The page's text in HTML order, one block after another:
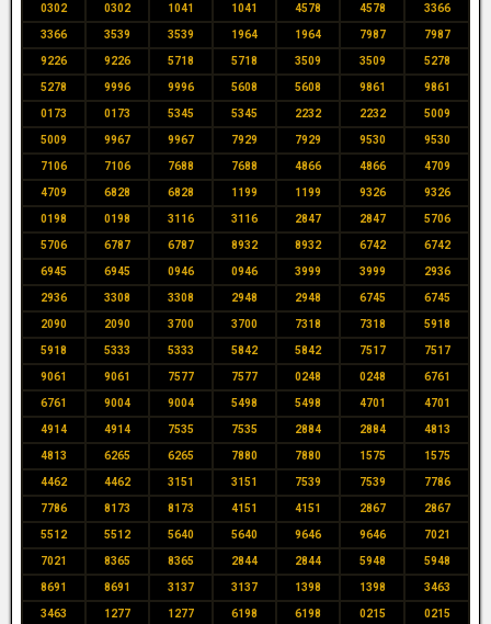
0302 0302 1041 1041 4578 4578 3366
3366 3539 3539 1964 1964 7987 7987
9226 9226 5718 5718 3509 3509 5278
5278 9996 9996 5608 5608 9861 9861
0173 0173 5345 5345 2232 2232 5009
5009 9967 9967 7929 7929 9530 9530
7106 7106 7688 7688 4866 4866 4709
4709 6828 6828 1199 1199 9326 9326
0198 0198 3116 3116 2847 2847 5706
5706 6787 6787 8932 8932 6742 6742
6945 6945 0946 0946 3999 3999 2936
2936 3308 3308 2948 2948 6745 6745
2090 2090 3700 3700 7318 7318 5918
5918 5333 5333 5842 5842 7517 7517
9061 9061 7577 7577 0248 0248 6761
6761 9004 9004 5498 5498 4701 4701
4914 4914 7535 7535 2884 2884 4813
4813 6265 6265 7880 7880 1575 1575
4462 4462 3151 3151 7539 7539 7786
7786 8173 8173 4151 4151 2867 2867
5512 5512 5640 5640 9646 9646 7021
7021 8365 8365 2844 2844 5948 5948
8691 8691 3137 3137 1398 1398 3463
3463 1277 1277 6198 6198 0215 0215